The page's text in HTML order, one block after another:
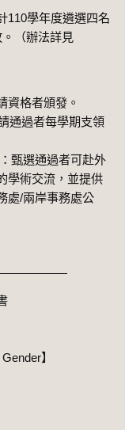
110學年度遴選四名
（辦法詳見
格者頒發。
通過者每學期支領
甄選通過者可赴外
學術交流，並提供
處/兩岸事務處公
】